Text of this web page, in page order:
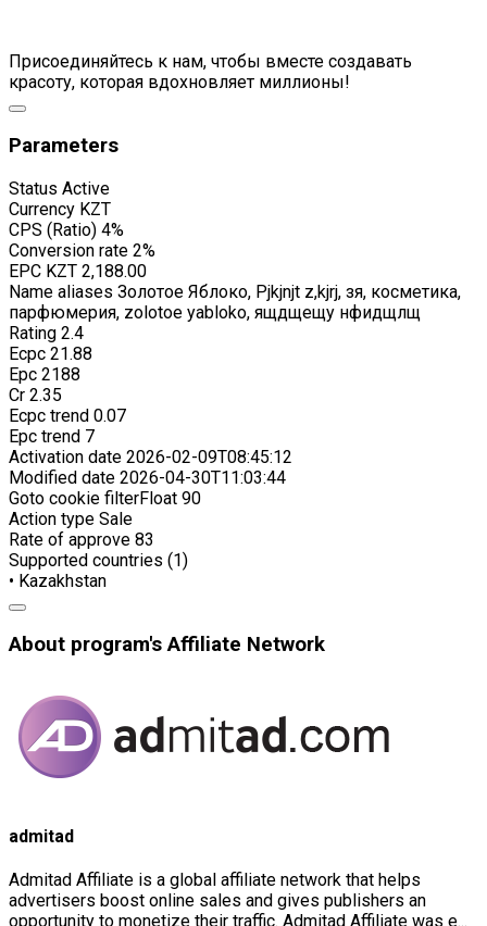
Присоединяйтесь к нам, чтобы вместе создавать
красоту, которая вдохновляет миллионы!
Parameters
Status Active
Currency KZT
CPS (Ratio) 4%
Conversion rate 2%
EPC KZT 2,188.00
Name aliases Золотое Яблоко, Pjkjnjt z,kjrj, зя, косметика,
парфюмерия, zolotoe yabloko, ящдщещу нфидщлщ
Rating 2.4
Ecpc 21.88
Epc 2188
Cr 2.35
Ecpc trend 0.07
Epc trend 7
Activation date 2026-02-09T08:45:12
Modified date 2026-04-30T11:03:44
Goto cookie filterFloat 90
Action type Sale
Rate of approve 83
Supported countries (1)
• Kazakhstan
About program's Affiliate Network
admitad
Admitad Affiliate is a global affiliate network that helps
advertisers boost online sales and gives publishers an
opportunity to monetize their traffic. Admitad Affiliate was e...